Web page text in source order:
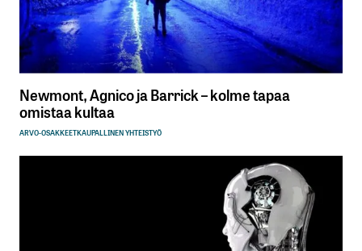
Newmont, Agnico ja Barrick – kolme tapaa
omistaa kultaa
ARVO-OSAKKEETKAUPALLINEN YHTEISTYÖ